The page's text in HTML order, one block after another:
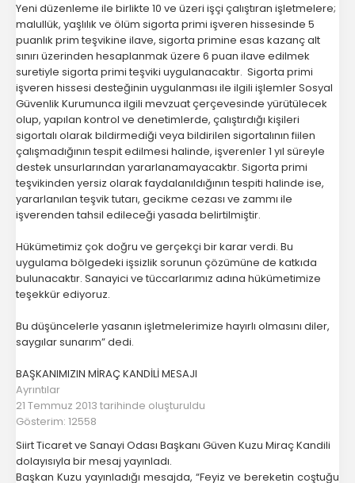
Yeni düzenleme ile birlikte 10 ve üzeri işçi çalıştıran işletmelere;
malullük, yaşlılık ve ölüm sigorta primi işveren hissesinde 5
puanlık prim teşvikine ilave, sigorta primine esas kazanç alt
sınırı üzerinden hesaplanmak üzere 6 puan ilave edilmek
suretiyle sigorta primi teşviki uygulanacaktır. Sigorta primi
işveren hissesi desteğinin uygulanması ile ilgili işlemler Sosyal
Güvenlik Kurumunca ilgili mevzuat çerçevesinde yürütülecek
olup, yapılan kontrol ve denetimlerde, çalıştırdığı kişileri
sigortalı olarak bildirmediği veya bildirilen sigortalının fiilen
çalışmadığının tespit edilmesi halinde, işverenler 1 yıl süreyle
destek unsurlarından yararlanamayacaktır. Sigorta primi
teşvikinden yersiz olarak faydalanıldığının tespiti halinde ise,
yararlanılan teşvik tutarı, gecikme cezası ve zammı ile
işverenden tahsil edileceği yasada belirtilmiştir.
Hükümetimiz çok doğru ve gerçekçi bir karar verdi. Bu
uygulama bölgedeki işsizlik sorunun çözümüne de katkıda
bulunacaktır. Sanayici ve tüccarlarımız adına hükümetimize
teşekkür ediyoruz.
Bu düşüncelerle yasanın işletmelerimize hayırlı olmasını diler,
saygılar sunarım” dedi.
BAŞKANIMIZIN MİRAÇ KANDİLİ MESAJI
Ayrıntılar
21 Temmuz 2013 tarihinde oluşturuldu
Gösterim: 12558
Siirt Ticaret ve Sanayi Odası Başkanı Güven Kuzu Miraç Kandili
dolayısıyla bir mesaj yayınladı.
Başkan Kuzu yayınladığı mesajda, “Feyiz ve bereketin coştuğu